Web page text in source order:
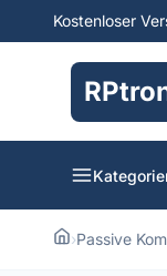
Kostenloser
›Passive